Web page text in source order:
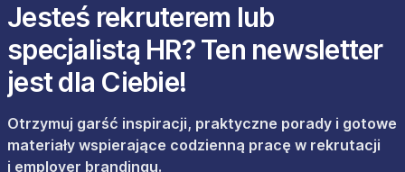
Jesteś rekruterem lub
specjalistą HR? Ten newsletter
jest dla Ciebie!
Otrzymuj garść inspiracji, praktyczne porady i gotowe
materiały wspierające codzienną pracę w rekrutacji
i employer brandingu.